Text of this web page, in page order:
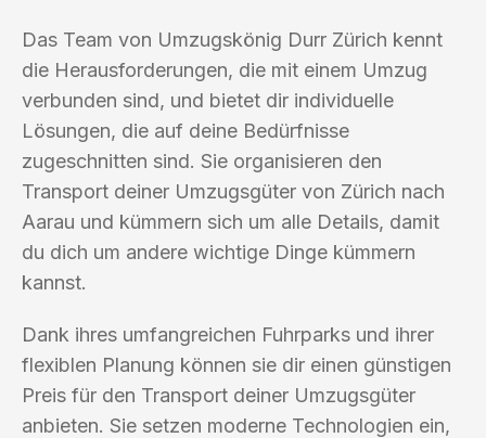
Das Team von Umzugskönig Durr Zürich kennt
die Herausforderungen, die mit einem Umzug
verbunden sind, und bietet dir individuelle
Lösungen, die auf deine Bedürfnisse
zugeschnitten sind. Sie organisieren den
Transport deiner Umzugsgüter von Zürich nach
Aarau und kümmern sich um alle Details, damit
du dich um andere wichtige Dinge kümmern
kannst.
Dank ihres umfangreichen Fuhrparks und ihrer
flexiblen Planung können sie dir einen günstigen
Preis für den Transport deiner Umzugsgüter
anbieten. Sie setzen moderne Technologien ein,